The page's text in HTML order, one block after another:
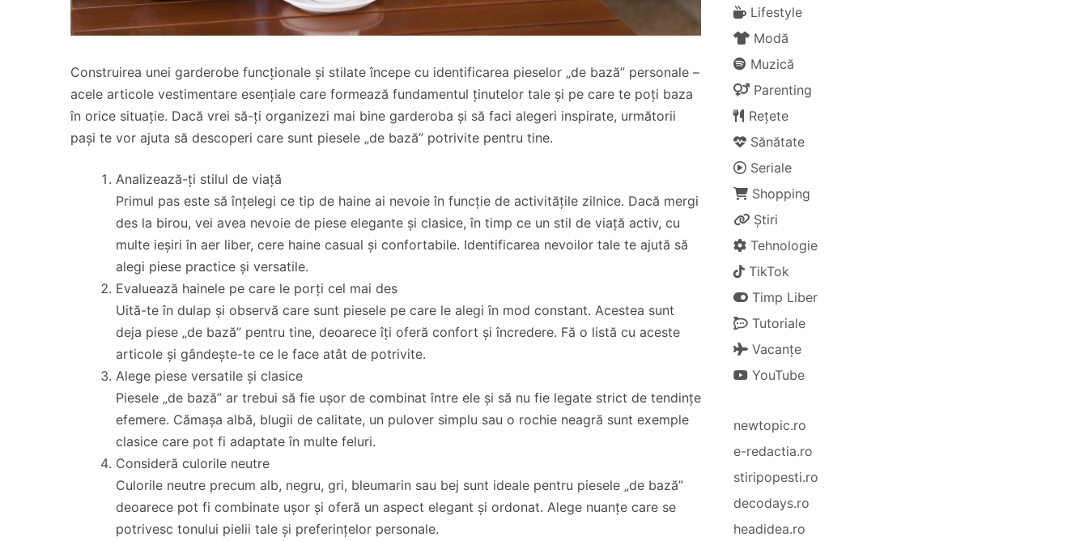
Construirea unei garderobe funcționale și stilate începe cu identificarea pieselor „de bază” personale –
acele articole vestimentare esențiale care formează fundamentul ținutelor tale și pe care te poți baza
în orice situație. Dacă vrei să-ți organizezi mai bine garderoba și să faci alegeri inspirate, următorii
pași te vor ajuta să descoperi care sunt piesele „de bază” potrivite pentru tine.
Analizează-ți stilul de viață
Primul pas este să înțelegi ce tip de haine ai nevoie în funcție de activitățile zilnice. Dacă mergi
des la birou, vei avea nevoie de piese elegante și clasice, în timp ce un stil de viață activ, cu
multe ieșiri în aer liber, cere haine casual și confortabile. Identificarea nevoilor tale te ajută să
alegi piese practice și versatile.
Evaluează hainele pe care le porți cel mai des
Uită-te în dulap și observă care sunt piesele pe care le alegi în mod constant. Acestea sunt
deja piese „de bază” pentru tine, deoarece îți oferă confort și încredere. Fă o listă cu aceste
articole și gândește-te ce le face atât de potrivite.
Alege piese versatile și clasice
Piesele „de bază” ar trebui să fie ușor de combinat între ele și să nu fie legate strict de tendințe
efemere. Cămașa albă, blugii de calitate, un pulover simplu sau o rochie neagră sunt exemple
clasice care pot fi adaptate în multe feluri.
Consideră culorile neutre
Culorile neutre precum alb, negru, gri, bleumarin sau bej sunt ideale pentru piesele „de bază”
deoarece pot fi combinate ușor și oferă un aspect elegant și ordonat. Alege nuanțe care se
potrivesc tonului pielii tale și preferințelor personale.
Lifestyle
Modă
Muzică
Parenting
Rețete
Sănătate
Seriale
Shopping
Știri
Tehnologie
TikTok
Timp Liber
Tutoriale
Vacanțe
YouTube
newtopic.ro
e-redactia.ro
stiripopesti.ro
decodays.ro
headidea.ro